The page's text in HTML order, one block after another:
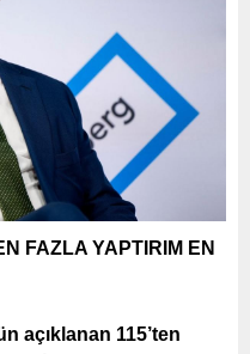
FAZLA YAPTIRIM EN
açıklanan 115’ten